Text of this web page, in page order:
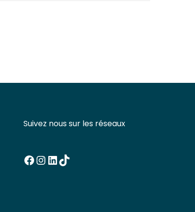
Suivez nous sur les réseaux
Facebook InstagramLinkedIn TikTok